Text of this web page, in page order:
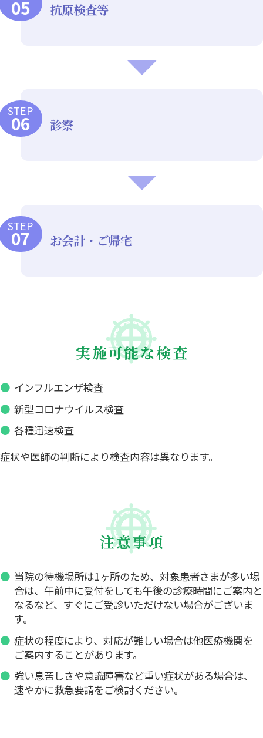
抗原検査等
STEP
診察
STEP
お会計・ご帰宅
実施可能な検査
インフルエンザ検査
新型コロナウイルス検査
各種迅速検査
症状や医師の判断により検査内容は異なります。
注意事項
当院の待機場所は1ヶ所のため、対象患者さまが多い場
合は、午前中に受付をしても午後の診療時間にご案内と
なるなど、すぐにご受診いただけない場合がございま
す。
症状の程度により、対応が難しい場合は他医療機関を
ご案内することがあります。
強い息苦しさや意識障害など重い症状がある場合は、
速やかに救急要請をご検討ください。